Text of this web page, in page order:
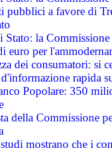
pubblici a favore di
Stato: la
euro per
dei consumatori: si
rapida
Popolare: 350
della Commissione
mostrano che i